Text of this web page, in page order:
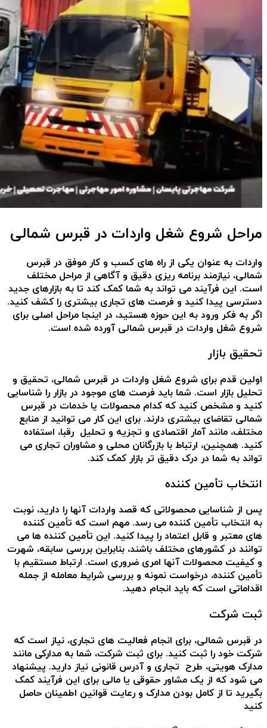
مراحل شروع شغل واردات در قبرس شمالی
واردات به عنوان یکی از راه های کسب و کار موفق در قبرس
شمالی، نیازمند برنامه ریزی دقیق و آگاهی از مراحل مختلف
است. این فرآیند می تواند به شما کمک کند تا به بازارهای جدید
دسترسی پیدا کنید و فرصت های تجاری بیشتری را کشف کنید.
اگر به فکر ورود به این حوزه هستید، در اینجا مراحل اصلی برای
شروع شغل واردات در قبرس شمالی آورده شده است.
تحقیق بازار
اولین قدم برای شروع شغل واردات در قبرس شمالی، تحقیق و
تحلیل بازار است. شما باید فرصت های موجود در بازار را شناسایی
کنید و مشخص کنید که کدام محصولات یا خدمات در قبرس
شمالی تقاضای بیشتری دارند. برای این کار می توانید از منابع
مختلف، مانند آمار اقتصادی و تجزیه و تحلیل رقبا، استفاده
کنید. همچنین، ارتباط با بازرگانان محلی و مشاوران تجاری می
تواند به شما در درک دقیق تر بازار کمک کند.
انتخاب تأمین کننده
پس از شناسایی محصولاتی که قصد واردات آنها را دارید، نوبت
به انتخاب تأمین کننده می رسد. مهم است که تأمین کننده
های معتبر و قابل اعتماد را پیدا کنید. این تأمین کننده ها می
توانند در کشورهای مختلف باشند، بنابراین بررسی سابقه، شهرت
و کیفیت محصولات آنها امری ضروری است. ارتباط مستقیم با
تأمین کننده، درخواست نمونه و بررسی شرایط معامله از جمله
اقداماتی است که باید انجام دهید.
ثبت شرکت
در قبرس شمالی، برای انجام فعالیت های تجاری، نیاز است که
شرکت خود را ثبت کنید. برای ثبت شرکت، شما به مدارکی مانند
مدارک هویتی، طرح تجاری و آدرس قانونی نیاز دارید. پیشنهاد
می شود که از یک مشاور حقوقی یا مالی برای این فرآیند کمک
بگیرید تا از کامل بودن مدارک و رعایت قوانین اطمینان حاصل
کنید